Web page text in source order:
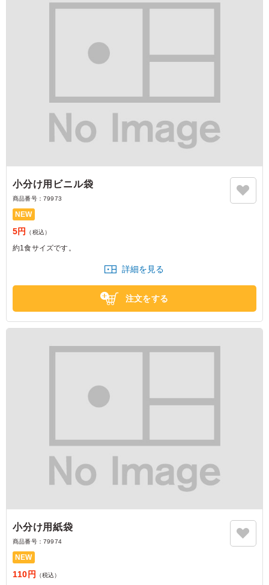
小分け用ビニル袋
商品番号： 79973
NEW
5円 （税込）
約1食サイズです。
詳細を見る
注文をする
小分け用紙袋
商品番号： 79974
NEW
110円 （税込）